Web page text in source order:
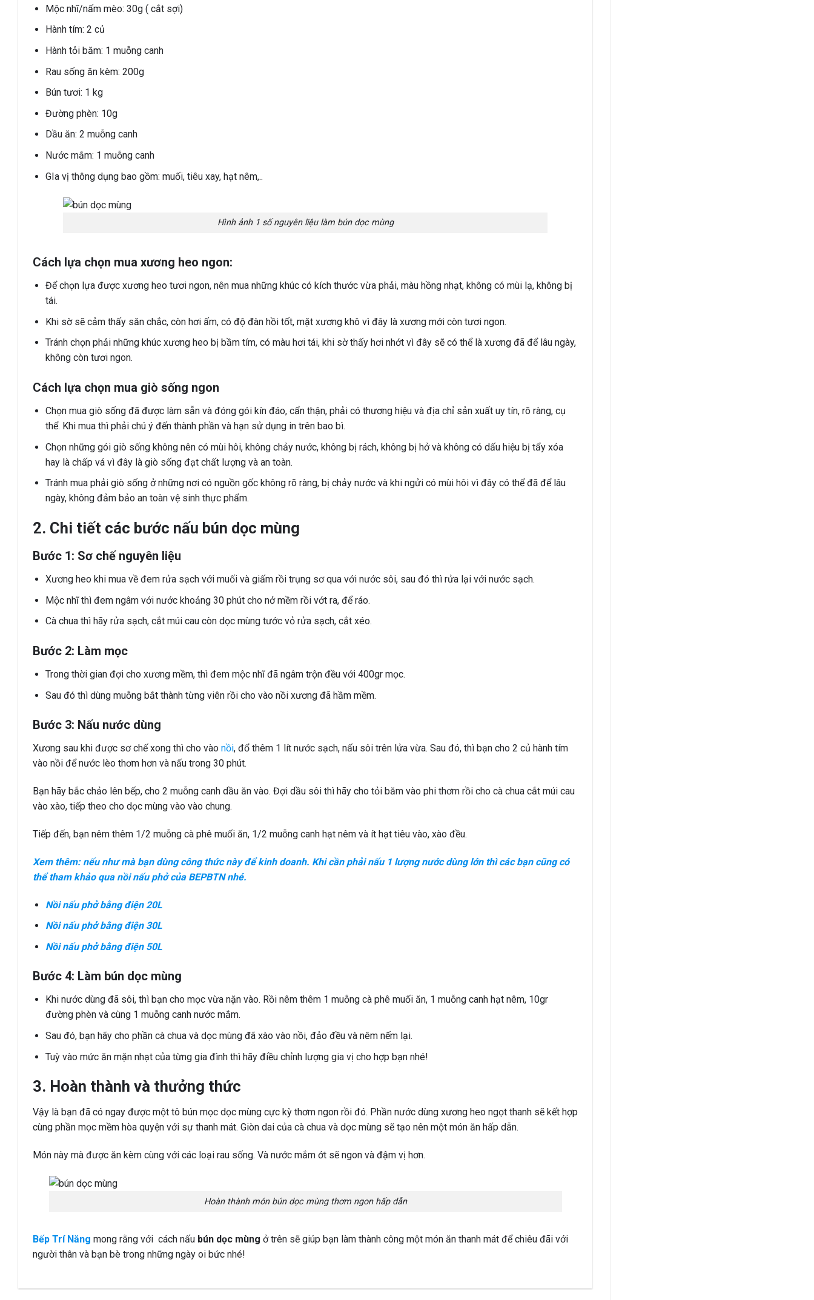
Mộc nhĩ/nấm mèo: 30g ( cắt sợi)
Hành tím: 2 củ
Hành tỏi băm: 1 muỗng canh
Rau sống ăn kèm: 200g
Bún tươi: 1 kg
Đường phèn: 10g
Dầu ăn: 2 muỗng canh
Nước mắm: 1 muỗng canh
GIa vị thông dụng bao gồm: muối, tiêu xay, hạt nêm,..
Hình ảnh 1 số nguyên liệu làm bún dọc mùng
Cách lựa chọn mua xương heo ngon:
Để chọn lựa được xương heo tươi ngon, nên mua những khúc có kích thước vừa phải, màu hồng nhạt, không có mùi lạ, không bị
tái.
Khi sờ sẽ cảm thấy săn chắc, còn hơi ấm, có độ đàn hồi tốt, mặt xương khô vì đây là xương mới còn tươi ngon.
Tránh chọn phải những khúc xương heo bị bầm tím, có màu hơi tái, khi sờ thấy hơi nhớt vì đây sẽ có thể là xương đã để lâu ngày,
không còn tươi ngon.
Cách lựa chọn mua giò sống ngon
Chọn mua giò sống đã được làm sẵn và đóng gói kín đáo, cẩn thận, phải có thương hiệu và địa chỉ sản xuất uy tín, rõ ràng, cụ
thể. Khi mua thì phải chú ý đến thành phần và hạn sử dụng in trên bao bì.
Chọn những gói giò sống không nên có mùi hôi, không chảy nước, không bị rách, không bị hở và không có dấu hiệu bị tẩy xóa
hay là chấp vá vì đây là giò sống đạt chất lượng và an toàn.
Tránh mua phải giò sống ở những nơi có nguồn gốc không rõ ràng, bị chảy nước và khi ngửi có mùi hôi vì đây có thể đã để lâu
ngày, không đảm bảo an toàn vệ sinh thực phẩm.
2. Chi tiết các bước nấu bún dọc mùng
Bước 1: Sơ chế nguyên liệu
Xương heo khi mua về đem rửa sạch với muối và giấm rồi trụng sơ qua với nước sôi, sau đó thì rửa lại với nước sạch.
Mộc nhĩ thì đem ngâm với nước khoảng 30 phút cho nở mềm rồi vớt ra, để ráo.
Cà chua thì hãy rửa sạch, cắt múi cau còn dọc mùng tước vỏ rửa sạch, cắt xéo.
Bước 2: Làm mọc
Trong thời gian đợi cho xương mềm, thì đem mộc nhĩ đã ngâm trộn đều với 400gr mọc.
Sau đó thì dùng muỗng bắt thành từng viên rồi cho vào nồi xương đã hầm mềm.
Bước 3: Nấu nước dùng
Xương sau khi được sơ chế xong thì cho vào nồi, đổ thêm 1 lít nước sạch, nấu sôi trên lửa vừa. Sau đó, thì bạn cho 2 củ hành tím
vào nồi để nước lèo thơm hơn và nấu trong 30 phút.
Bạn hãy bắc chảo lên bếp, cho 2 muỗng canh dầu ăn vào. Đợi dầu sôi thì hãy cho tỏi băm vào phi thơm rồi cho cà chua cắt múi cau
vào xào, tiếp theo cho dọc mùng vào vào chung.
Tiếp đến, bạn nêm thêm 1/2 muỗng cà phê muối ăn, 1/2 muỗng canh hạt nêm và ít hạt tiêu vào, xào đều.
Xem thêm: nếu như mà bạn dùng công thức này để kinh doanh. Khi cần phải nấu 1 lượng nước dùng lớn thì các bạn cũng có
thể tham khảo qua nồi nấu phở của BEPBTN nhé.
Nồi nấu phở bằng điện 20L
Nồi nấu phở bằng điện 30L
Nồi nấu phở bằng điện 50L
Bước 4: Làm bún dọc mùng
Khi nước dùng đã sôi, thì bạn cho mọc vừa nặn vào. Rồi nêm thêm 1 muỗng cà phê muối ăn, 1 muỗng canh hạt nêm, 10gr
đường phèn và cùng 1 muỗng canh nước mắm.
Sau đó, bạn hãy cho phần cà chua và dọc mùng đã xào vào nồi, đảo đều và nêm nếm lại.
Tuỳ vào mức ăn mặn nhạt của từng gia đình thì hãy điều chỉnh lượng gia vị cho hợp bạn nhé!
3. Hoàn thành và thưởng thức
Vậy là bạn đã có ngay được một tô bún mọc dọc mùng cực kỳ thơm ngon rồi đó. Phần nước dùng xương heo ngọt thanh sẽ kết hợp
cùng phần mọc mềm hòa quyện với sự thanh mát. Giòn dai của cà chua và dọc mùng sẽ tạo nên một món ăn hấp dẫn.
Món này mà được ăn kèm cùng với các loại rau sống. Và nước mắm ớt sẽ ngon và đậm vị hơn.
Hoàn thành món bún dọc mùng thơm ngon hấp dẫn
Bếp Trí Năng mong rằng với cách nấu bún dọc mùng ở trên sẽ giúp bạn làm thành công một món ăn thanh mát để chiêu đãi với
người thân và bạn bè trong những ngày oi bức nhé!